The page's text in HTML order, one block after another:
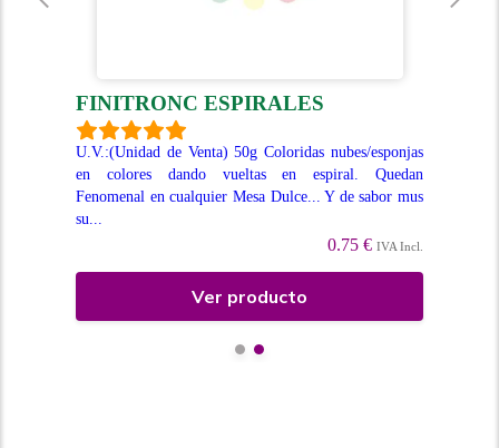
FINITRONC ESPIRALES
U.V.:(Unidad de Venta) 50g Coloridas nubes/esponjas
en colores dando vueltas en espiral. Quedan
Fenomenal en cualquier Mesa Dulce... Y de sabor mus
su...
0.75 € IVA Incl.
Ver producto